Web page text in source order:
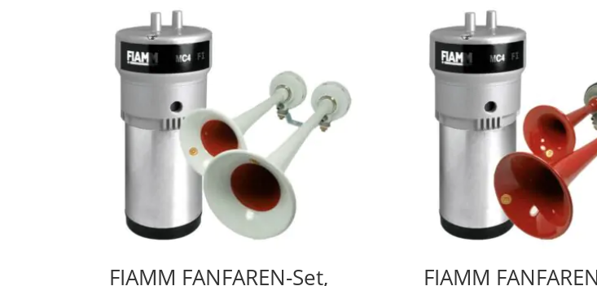
FIAMM FANFAREN-Set, FIAMM